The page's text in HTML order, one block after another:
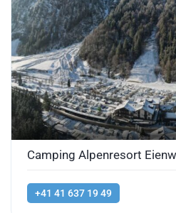
Camping Alpenresort
+41 41 637 19 49